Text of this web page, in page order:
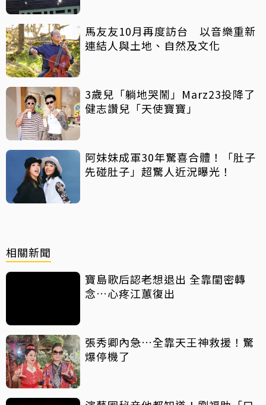
馬友友10月再度訪台 以音樂重新
連結人與土地、自然及文化
3歲兒「躺地哭鬧」Marz23投降了
健志讚兒「天使寶寶」
阿妹妹成軍30年驚喜合體！「肚子
先碰肚子」超驚人近況曝光！
相關新聞
寶島歌后認老想退出 全靠閨密轉
念…心疼江蕙復出
張秀卿內急…全靠天王神救援！驚
爆停機了